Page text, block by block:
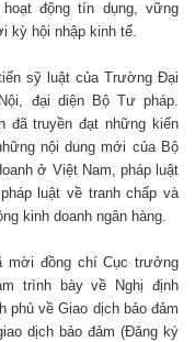
hoạt động tín dụng, vững
kỳ hội nhập kinh tế.
sỹ luật của Trường Đại
đại diện Bộ Tư pháp.
đã truyền đạt những kiến
nội dung mới của Bộ
ở Việt Nam, pháp luật
luật về tranh chấp và
kinh doanh ngân hàng.
mời đồng chí Cục trưởng
trình bày về Nghị định
phủ về Giao dịch bảo đảm
dịch bảo đảm (Đăng ký